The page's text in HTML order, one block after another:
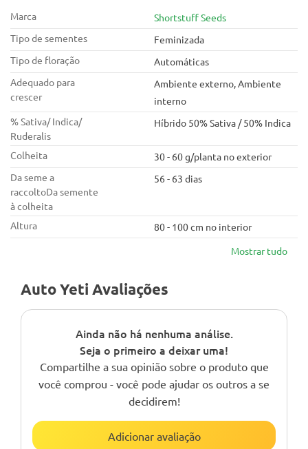
Marca
Shortstuff Seeds
Tipo de sementes
Feminizada
Tipo de floração
Automáticas
Adequado para
crescer
Ambiente externo, Ambiente
interno
% Sativa/ Indica/
Ruderalis
Híbrido 50% Sativa / 50% Indica
Colheita
30 - 60 g/planta no exterior
Da seme a
raccoltoDa semente
à colheita
56 - 63 dias
Altura
80 - 100 cm no interior
Mostrar tudo
Auto Yeti Avaliações
Ainda não há nenhuma análise.
Seja o primeiro a deixar uma!
Compartilhe a sua opinião sobre o produto que
você comprou - você pode ajudar os outros a se
decidirem!
Adicionar avaliação